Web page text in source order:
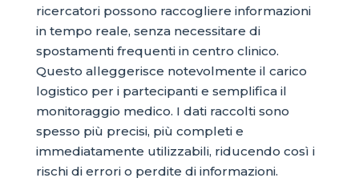
ricercatori possono raccogliere informazioni
in tempo reale, senza necessitare di
spostamenti frequenti in centro clinico.
Questo alleggerisce notevolmente il carico
logistico per i partecipanti e semplifica il
monitoraggio medico. I dati raccolti sono
spesso più precisi, più completi e
immediatamente utilizzabili, riducendo così i
rischi di errori o perdite di informazioni.